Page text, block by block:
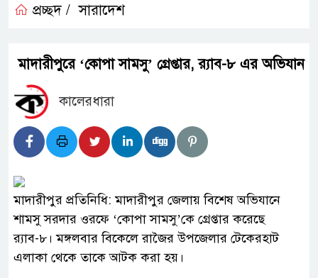
প্রচ্ছদ / সারাদেশ
মাদারীপুরে ‘কোপা সামসু’ গ্রেপ্তার, র‌্যাব-৮ এর অভিযান
কালেরধারা
মাদারীপুর প্রতিনিধি: মাদারীপুর জেলায় বিশেষ অভিযানে
শামসু সরদার ওরফে ‘কোপা সামসু’কে গ্রেপ্তার করেছে
র‌্যাব-৮। মঙ্গলবার বিকেলে রাজৈর উপজেলার টেকেরহাট
এলাকা থেকে তাকে আটক করা হয়।